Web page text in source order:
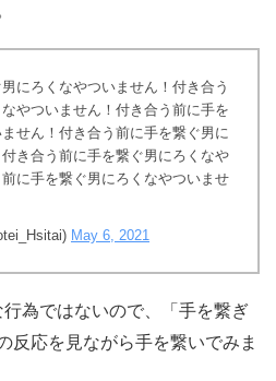
にろくなやついません！付き合う
やついません！付き合う前に手を
せん！付き合う前に手を繋ぐ男に
き合う前に手を繋ぐ男にろくなや
に手を繋ぐ男にろくなやついませ
May 6, 2021
為ではないので、「手を繋ぎ
反応を見ながら手を繋いでみま